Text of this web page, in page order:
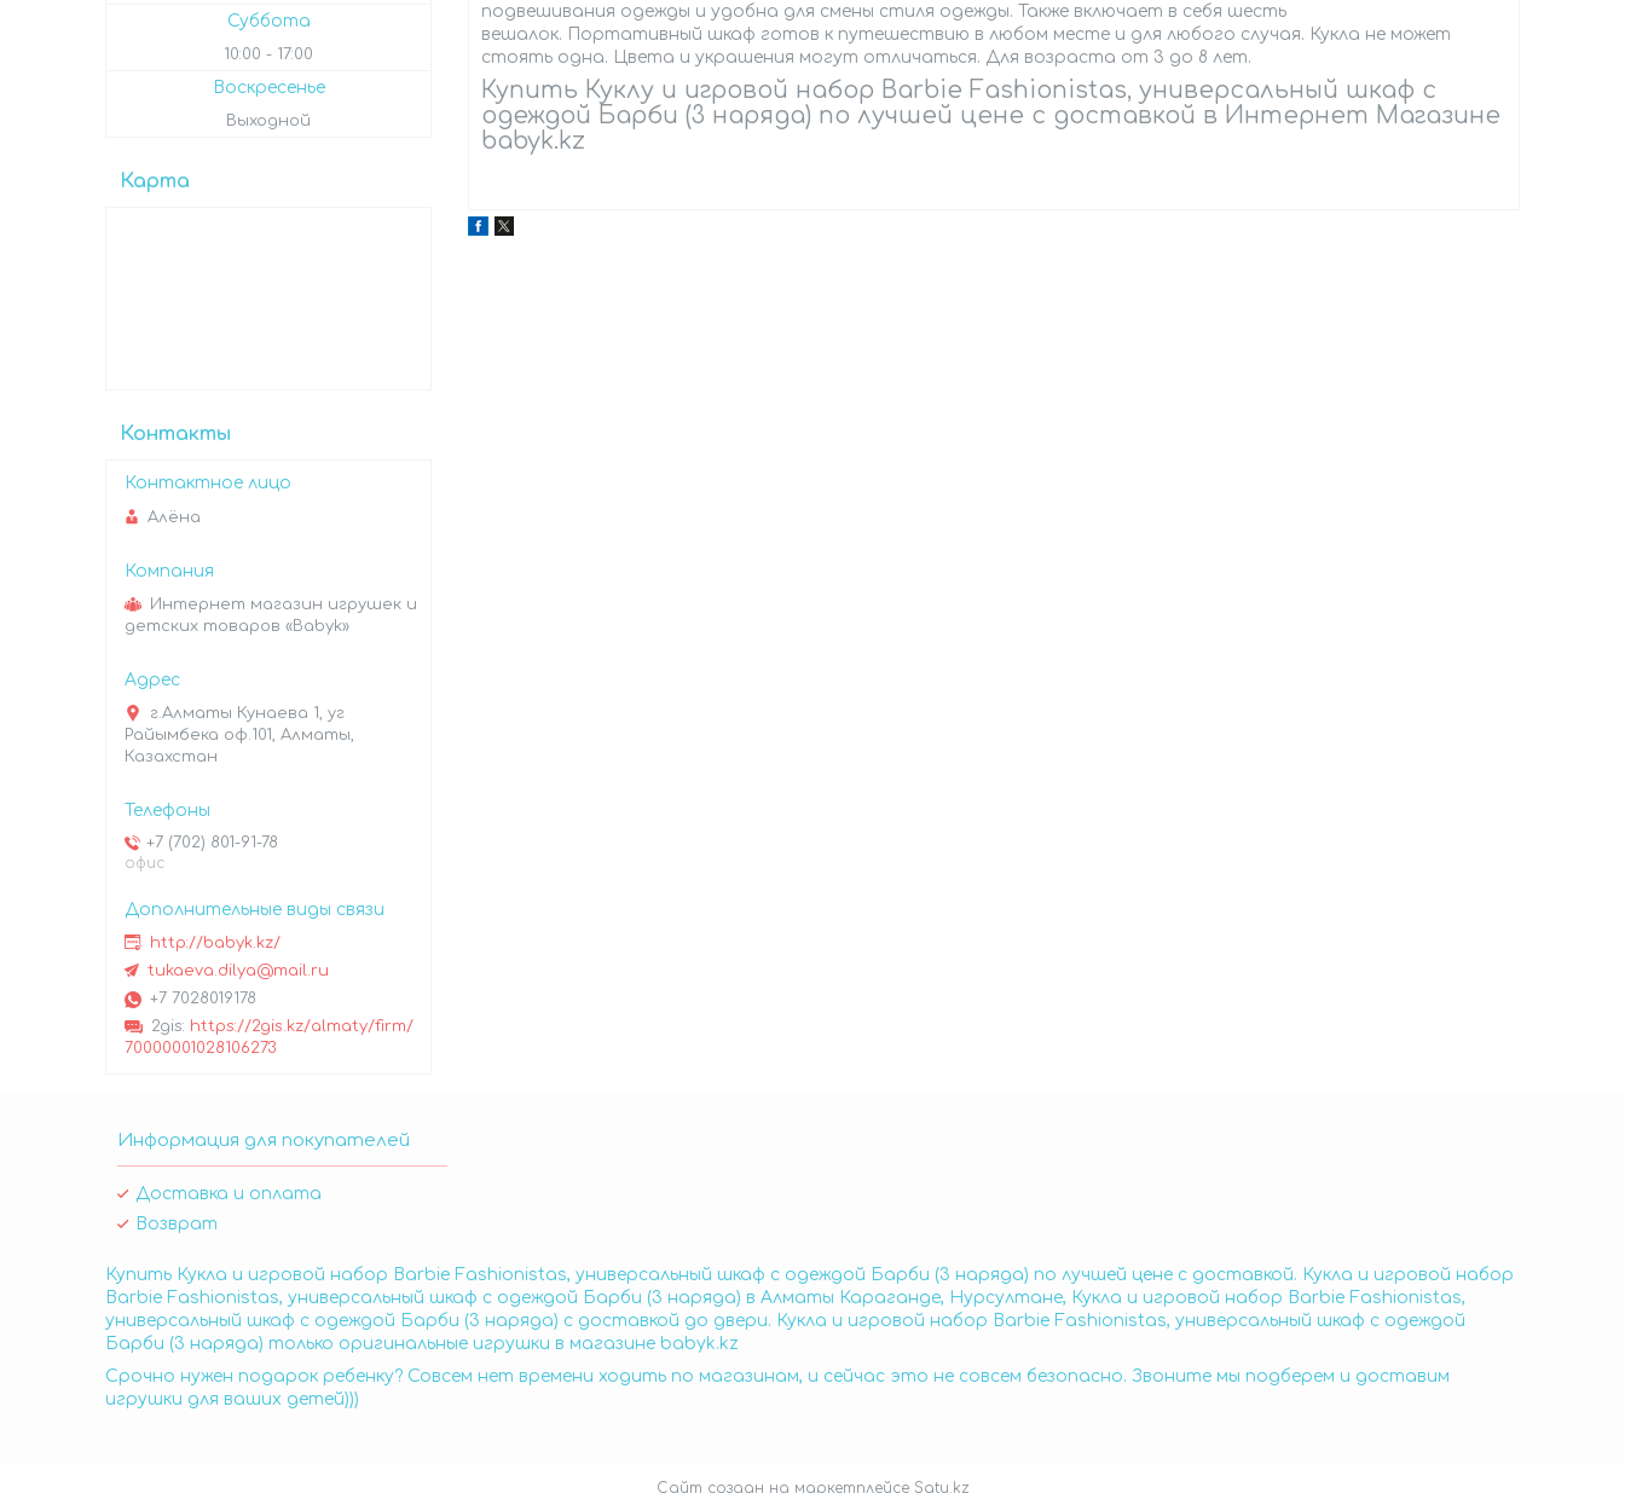
подвешивания одежды и удобна для смены стиля одежды. Также включает в себя шесть
вешалок. Портативный шкаф готов к путешествию в любом месте и для любого случая. Кукла не может
стоять одна. Цвета и украшения могут отличаться. Для возраста от 3 до 8 лет.
Купить Куклу и игровой набор Barbie Fashionistas, универсальный шкаф с
одеждой Барби (3 наряда) по лучшей цене с доставкой в Интернет Магазине
babyk.kz
Суббота
10:00 17:00
Воскресенье
Выходной
Карта
Контакты
Алёна
Интернет магазин игрушек и
детских товаров «Babyk»
г.Алматы Кунаева 1, уг
Райымбека оф.101, Алматы,
Казахстан
+7 (702) 801-91-78
офис
http://babyk.kz/
tukaeva.dilya@mail.ru
+7 7028019178
2gis https://2gis.kz/almaty/firm/
70000001028106273
Информация для покупателей
Доставка и оплата
Возврат
Купить Кукла и игровой набор Barbie Fashionistas, универсальный шкаф с одеждой Барби (3 наряда) по лучшей цене с доставкой. Кукла и игровой набор
Barbie Fashionistas, универсальный шкаф с одеждой Барби (3 наряда) в Алматы Караганде, Нурсултане, Кукла и игровой набор Barbie Fashionistas,
универсальный шкаф с одеждой Барби (3 наряда) с доставкой до двери. Кукла и игровой набор Barbie Fashionistas, универсальный шкаф с одеждой
Барби (3 наряда) только оригинальные игрушки в магазине babyk.kz
Срочно нужен подарок ребенку? Совсем нет времени ходить по магазинам, и сейчас это не совсем безопасно. Звоните мы подберем и доставим
игрушки для ваших детей)))
Сайт создан на маркетплейсе Satu.kz